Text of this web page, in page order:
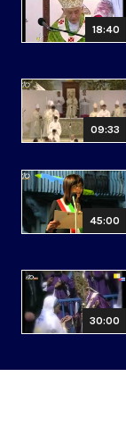
18:40
09:33
45:00
30:00